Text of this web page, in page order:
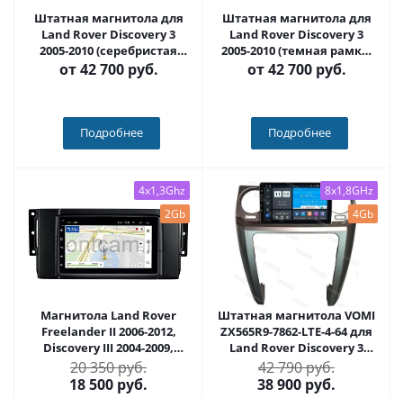
Штатная магнитола для
Land Rover Discovery 3
2005-2010 (серебристая
рамка) на Android 12, с
крутилками 10 / 11
Carmedia SF-9703-2+KP-DKN
от42 700 руб.
Подробнее
Штатная магнитола для
Land Rover Discovery 3
2005-2010 (темная рамка)
на Android 12, с
крутилками 10 / 11
Carmedia SF-9703-1+KP-DKN
от42 700 руб.
Подробнее
4x1,3Ghz
2Gb
Магнитола Land Rover
Freelander II 2006-2012,
Discovery III 2004-2009,
Range Rover Sport 2005-
2009 OEM (GT7-RP-LRRN-114)
20 350 руб.
18 500 руб.
8x1,8GHz
4Gb
Штатная магнитола VOMI
ZX565R9-7862-LTE-4-64 для
Land Rover Discovery 3
2004-2009 (для авто без
монитора) на Android 10
42 790 руб.
38 900 руб.